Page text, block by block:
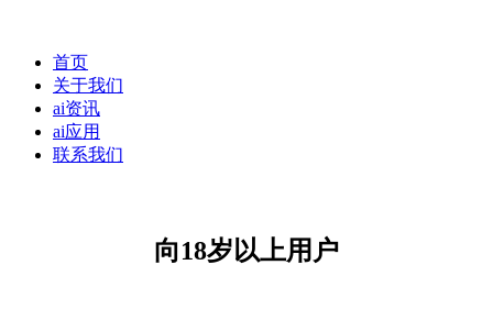
首页
关于我们
ai资讯
ai应用
联系我们
向18岁以上用户